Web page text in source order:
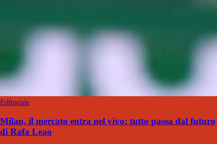
Editoriale
Milan, il mercato entra nel vivo: tutto passa dal futuro
di Rafa Leao